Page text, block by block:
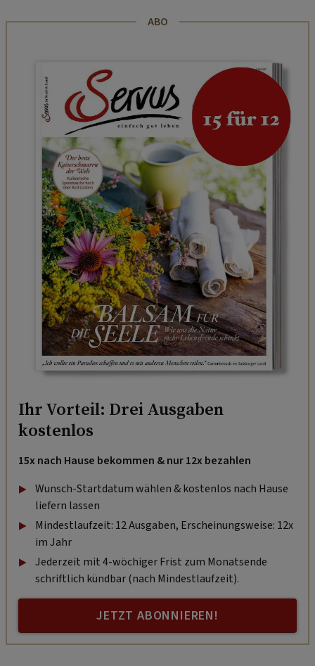
ABO
Ihr Vorteil: Drei Ausgaben
kostenlos
15x nach Hause bekommen & nur 12x bezahlen
Wunsch-Startdatum wählen & kostenlos nach Hause
liefern lassen
Mindestlaufzeit: 12 Ausgaben, Erscheinungsweise: 12x
im Jahr
Jederzeit mit 4-wöchiger Frist zum Monatsende
schriftlich kündbar (nach Mindestlaufzeit).
JETZT ABONNIEREN!